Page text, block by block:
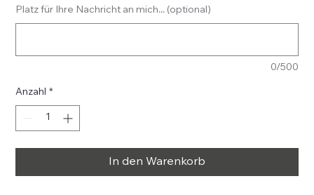
Platz für Ihre Nachricht an mich... (optional)
0/500
Anzahl *
In den Warenkorb